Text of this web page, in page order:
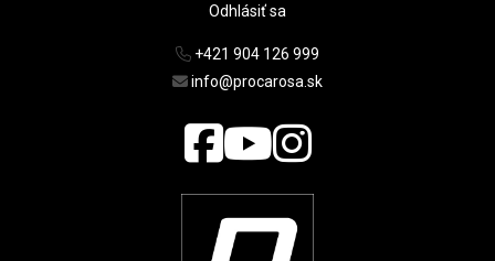
Odhlásiť sa
+421 904 126 999
info@procarosa.sk